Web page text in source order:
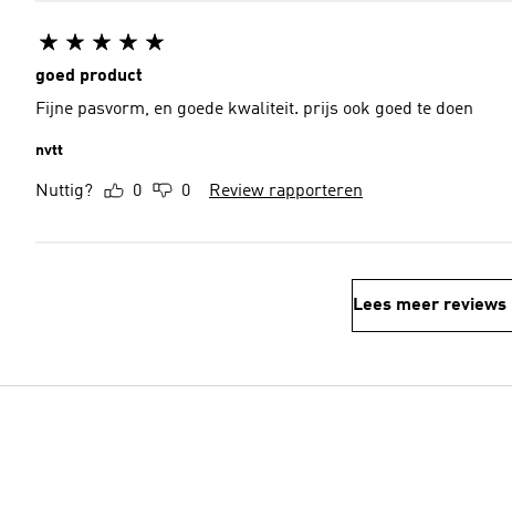
goed product
Fijne pasvorm, en goede kwaliteit. prijs ook goed te doen
nvtt
Nuttig? 0 0 Review rapporteren
Lees meer reviews